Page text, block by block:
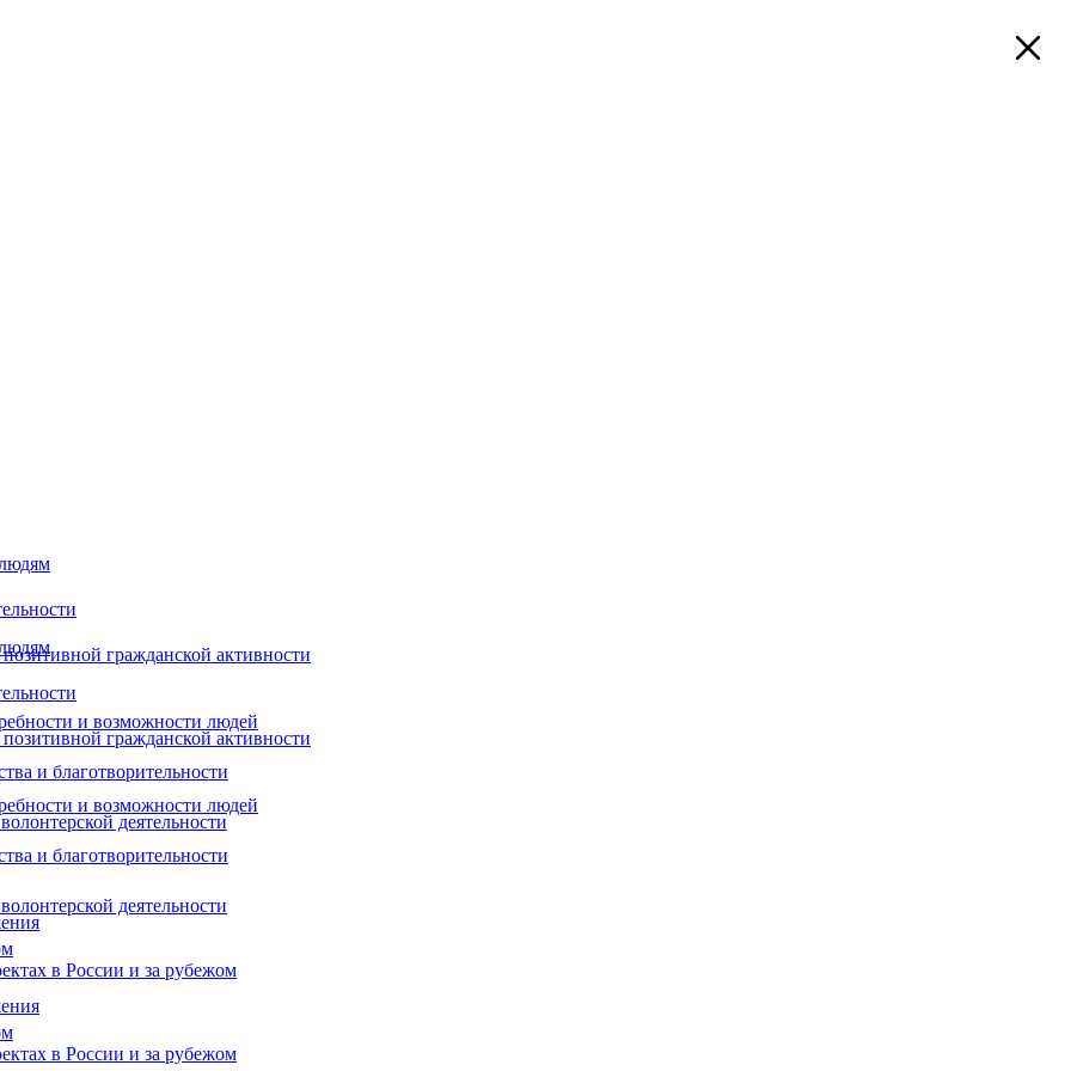
гражданской активности
и возможности людей
и благотворительности
деятельности
в России и за рубежом
гражданской активности
и возможности людей
и благотворительности
деятельности
в России и за рубежом